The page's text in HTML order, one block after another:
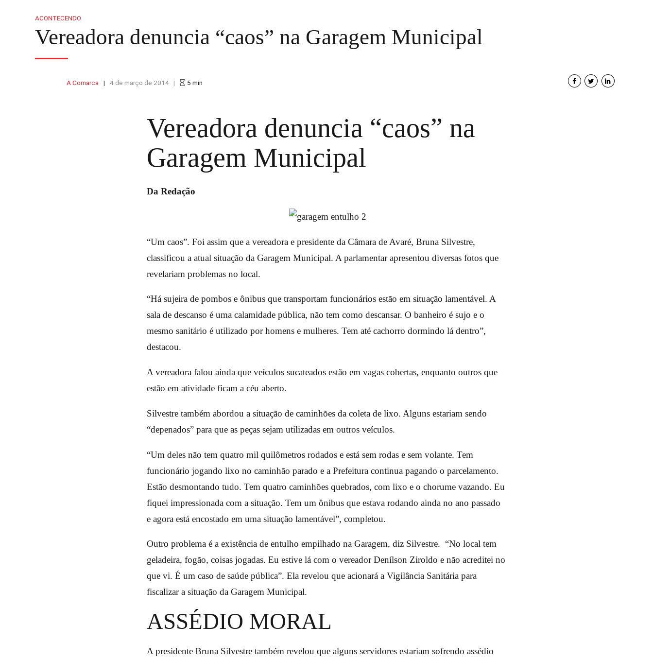
ACONTECENDO
Vereadora denuncia “caos” na Garagem Municipal
A Comarca 4 de março de 2014 5 min
Vereadora denuncia “caos” na
Garagem Municipal
Da Redação
“Um caos”. Foi assim que a vereadora e presidente da Câmara de Avaré, Bruna Silvestre,
classificou a atual situação da Garagem Municipal. A parlamentar apresentou diversas fotos que
revelariam problemas no local.
“Há sujeira de pombos e ônibus que transportam funcionários estão em situação lamentável. A
sala de descanso é uma calamidade pública, não tem como descansar. O banheiro é sujo e o
mesmo sanitário é utilizado por homens e mulheres. Tem até cachorro dormindo lá dentro”,
destacou.
A vereadora falou ainda que veículos sucateados estão em vagas cobertas, enquanto outros que
estão em atividade ficam a céu aberto.
Silvestre também abordou a situação de caminhões da coleta de lixo. Alguns estariam sendo
“depenados” para que as peças sejam utilizadas em outros veículos.
“Um deles não tem quatro mil quilômetros rodados e está sem rodas e sem volante. Tem
funcionário jogando lixo no caminhão parado e a Prefeitura continua pagando o parcelamento.
Estão desmontando tudo. Tem quatro caminhões quebrados, com lixo e o chorume vazando. Eu
fiquei impressionada com a situação. Tem um ônibus que estava rodando ainda no ano passado
e agora está encostado em uma situação lamentável”, completou.
Outro problema é a existência de entulho empilhado na Garagem, diz Silvestre. “No local tem
geladeira, fogão, coisas jogadas. Eu estive lá com o vereador Denílson Ziroldo e não acreditei no
que vi. É um caso de saúde pública”. Ela revelou que acionará a Vigilância Sanitária para
fiscalizar a situação da Garagem Municipal.
ASSÉDIO MORAL
A presidente Bruna Silvestre também revelou que alguns servidores estariam sofrendo assédio